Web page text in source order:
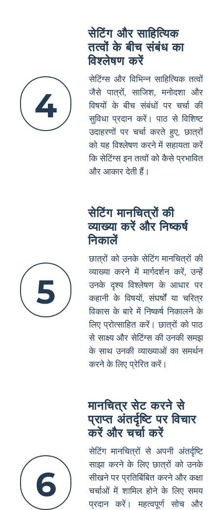
4
सेटिंग और साहित्यिक
तत्वों के बीच संबंध का
विश्लेषण करें
सेटिंग्स और विभिन्न साहित्यिक तत्वों
जैसे पात्रों, साजिश, मनोदशा और
विषयों के बीच संबंधों पर चर्चा की
सुविधा प्रदान करें। पाठ से विशिष्ट
उदाहरणों पर चर्चा करते हुए, छात्रों
को यह विश्लेषण करने में सहायता करें
कि सेटिंग्स इन तत्वों को कैसे प्रभावित
और आकार देती हैं।
5
सेटिंग मानचित्रों की
व्याख्या करें और निष्कर्ष
निकालें
छात्रों को उनके सेटिंग मानचित्रों की
व्याख्या करने में मार्गदर्शन करें, उन्हें
उनके दृश्य विश्लेषण के आधार पर
कहानी के विषयों, संघर्षों या चरित्र
विकास के बारे में निष्कर्ष निकालने के
लिए प्रोत्साहित करें। छात्रों को पाठ
से साक्ष्य और सेटिंग्स की उनकी समझ
के साथ उनकी व्याख्याओं का समर्थन
करने के लिए प्रेरित करें।
6
मानचित्र सेट करने से
प्राप्त अंतर्दृष्टि पर विचार
करें और चर्चा करें
सेटिंग मानचित्रों से अपनी अंतर्दृष्टि
साझा करने के लिए छात्रों को उनके
सीखने पर प्रतिबिंबित करने और कक्षा
चर्चाओं में शामिल होने के लिए समय
प्रदान करें। महत्वपूर्ण सोच और